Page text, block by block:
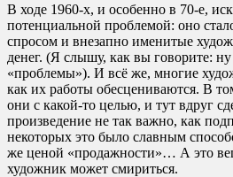
В ходе 1960-х, и особенно в 70-е,
потенциальной проблемой: оно
спросом и внезапно именитые
денег. (Я слышу, как вы говорите:
«проблемы»). И всё же, многие
как их работы обесцениваются. В
они с какой-то целью, и тут вдруг
произведение не так важно, как
некоторых это было славным
же ценой «продажности»… А это
художник может смириться.